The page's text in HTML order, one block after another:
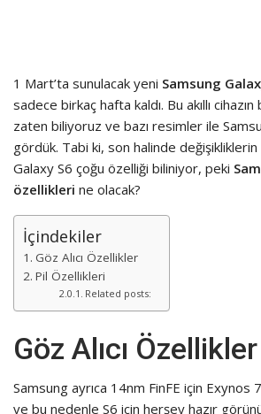
1 Mart’ta sunulacak yeni Samsung
sadece birkaç hafta kaldı. Bu akıllı
zaten biliyoruz ve bazı resimler ile
gördük. Tabi ki, son halinde değişikliklerin
Galaxy S6 çoğu özelliği biliniyor, peki
özellikleri ne olacak?
İçindekiler
Göz Alıcı Özellikler
Pil Özellikleri
Related posts:
Göz Alıcı Özellikler
Samsung ayrıca 14nm FinFE için Exynos
ve bu nedenle S6 için herşey hazır